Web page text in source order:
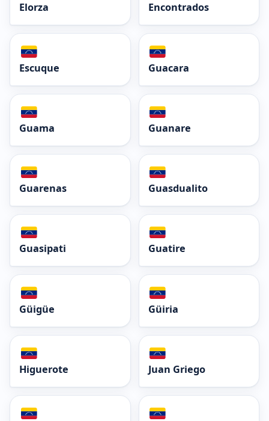
Elorza Encontrados
Escuque Guacara
Guama Guanare
Guarenas Guasdualito
Guasipati Guatire
Güigüe Güiria
Higuerote Juan Griego